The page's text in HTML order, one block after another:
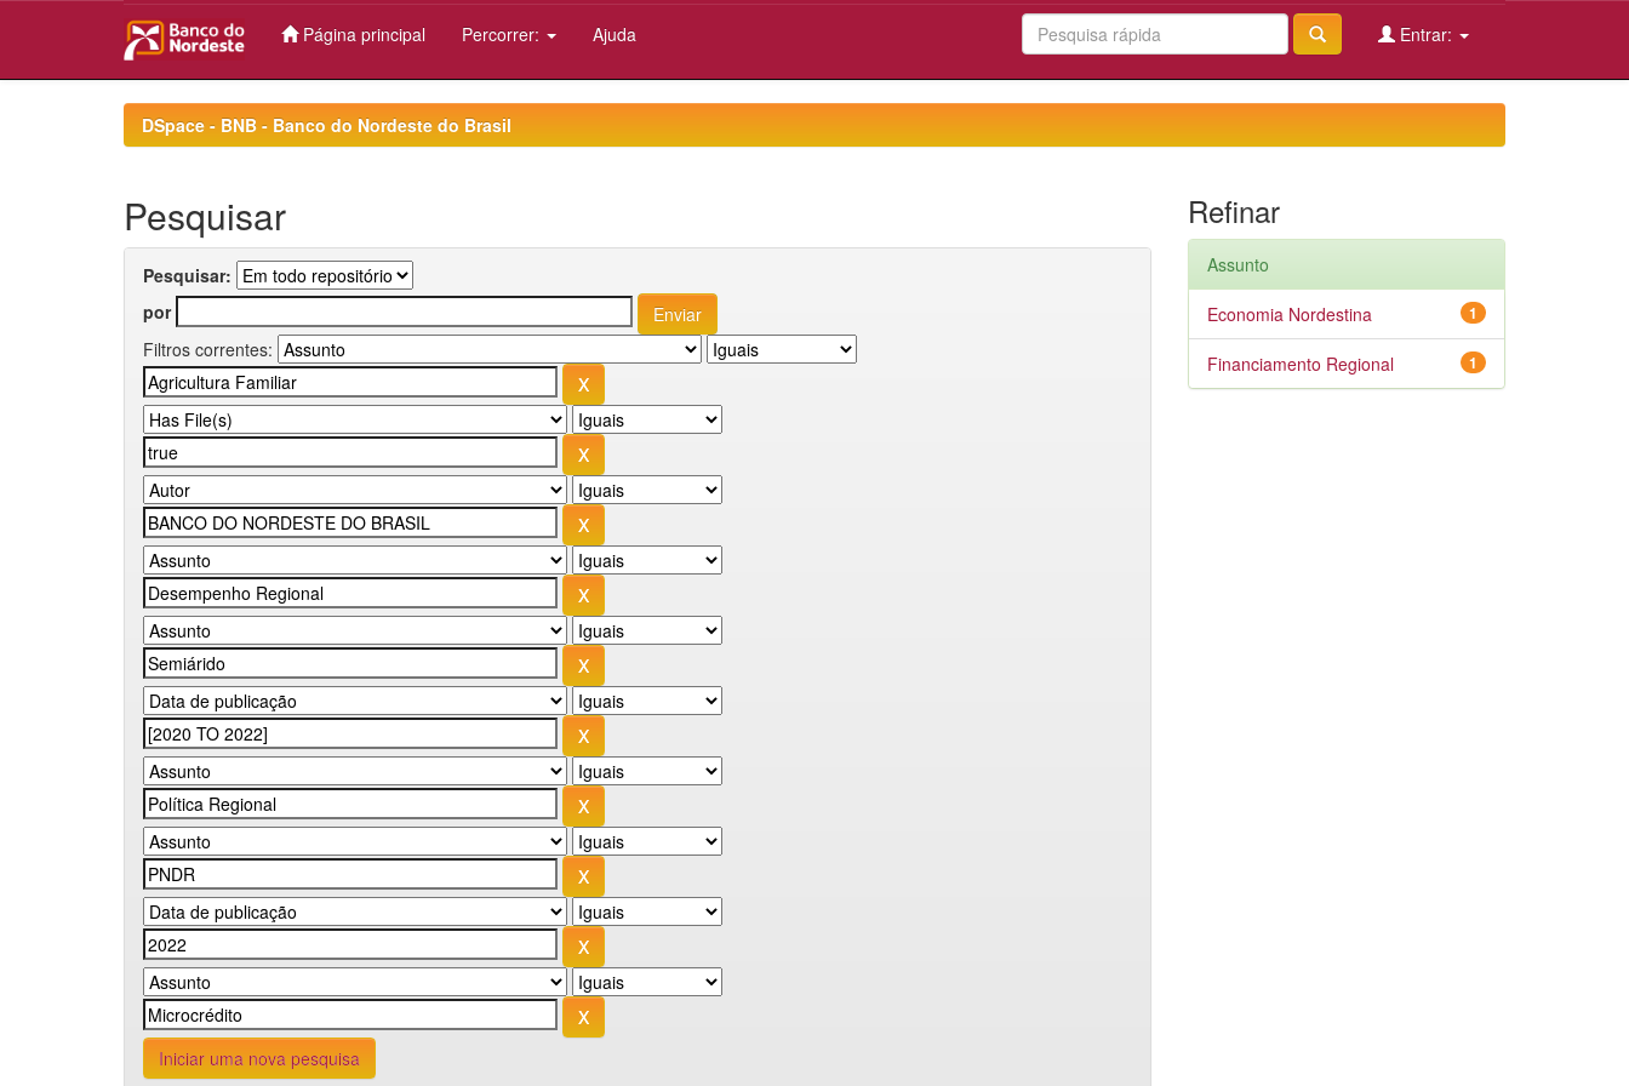
Página principal Percorrer: Ajuda Entrar:
DSpace - BNB - Banco do Nordeste do Brasil
Pesquisar
Pesquisar:
por
Filtros correntes:
Iniciar uma nova pesquisa
Refinar
Assunto
1
Economia Nordestina
1
Financiamento Regional